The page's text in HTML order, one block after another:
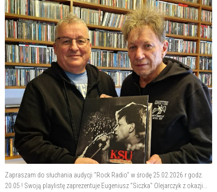
Zapraszam do słuchania audycji "Rock Radio" w środę 25.02.2026 r godz.
20.05 ! Swoją playlistę zaprezentuje Eugeniusz "Siczka" Olejarczyk z okazji...